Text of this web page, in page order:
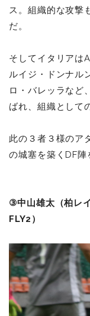
ス。組織的な攻撃
だ。
そしてイタリアは
ルイジ・ドンナル
ロ・バレッラなど
ばれ、組織として
此の３者３様のア
の城塞を築くDF陣
③中山雄太（柏レ
FLY2）